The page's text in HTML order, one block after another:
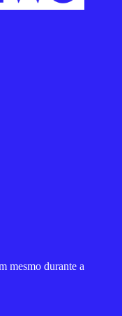
mesmo durante a